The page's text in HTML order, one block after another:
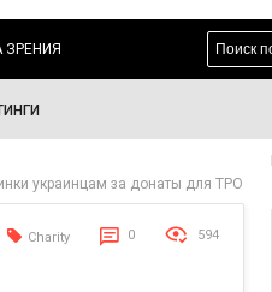
ЗРЕНИЯ
украинцам за донаты для ТРО
Charity 0 594